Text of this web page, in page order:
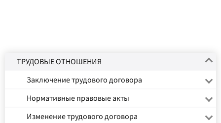
ТРУДОВЫЕ ОТНОШЕНИЯ
Заключение трудового договора
Нормативные правовые акты
Изменение трудового договора